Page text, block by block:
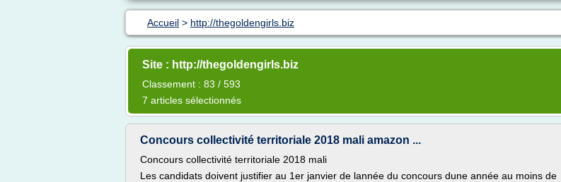
Accueil > http://thegoldengirls.biz
Site : http://thegoldengirls.biz
Classement : 83 / 593
7 articles sélectionnés
Concours collectivité territoriale 2018 mali amazon ...
Concours collectivité territoriale 2018 mali
Les candidats doivent justifier au 1er janvier de lannée du concours dune année au moins de